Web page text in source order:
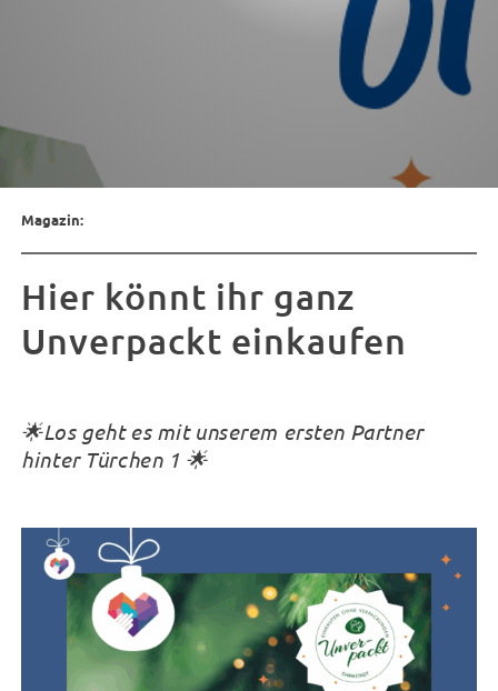
Magazin:
Hier könnt ihr ganz
Unverpackt einkaufen
🌟Los geht es mit unserem ersten Partner
hinter Türchen 1 🌟